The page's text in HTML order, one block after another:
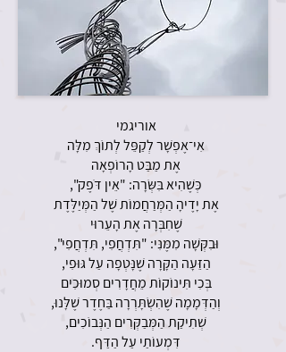
אוריגמי
אִי־אֶפְשָׁר לְקַפֵּל לְתוֹךְ מִלָּה
אֶת מַבַּט הָרוֹפְאָה
כְּשֶׁהִיא בִּשְּׂרָה: "אֵין דֹּפֶק",
אֶת יָדֶיהָ הַמְּרַחֲמוֹת שֶׁל הַמְּיַלֶּדֶת
שֶׁחִבְּרָה אֶת הָעֵרוּי
וּבִקְּשָׁה מִמֶּנִּי: "תִּדְחֲפִי, תִּדְחֲפִי",
הַזֵּעָה הַקָּרָה שֶׁנָּטְפָה עַל גּוּפִי,
בְּכִי תִּינוֹקוֹת מֵחֲדָרִים סְמוּכִים
וְהַדְּמָמָה שֶׁהִשְׂתָּרְרָה בַּחֶדֶר שֶׁלָּנוּ,
שְׁתִיקַת הַמְּבַקְּרִים הַנְּבוֹכִים,
דִּמְעוֹתַי עַל הַדַּף.